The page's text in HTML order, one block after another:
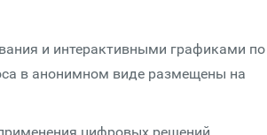
и интерактивными графиками по
в анонимном виде размещены на